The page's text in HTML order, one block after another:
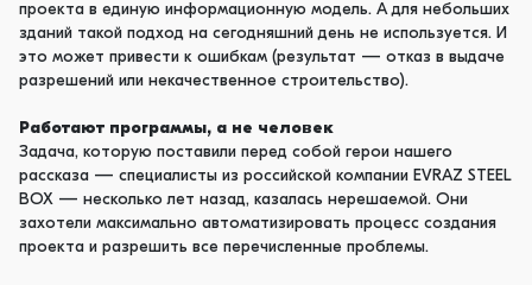
проекта в единую информационную модель. А для небольших
зданий такой подход на сегодняшний день не используется. И
это может привести к ошибкам (результат — отказ в выдаче
разрешений или некачественное строительство).
Работают программы, а не человек
Задача, которую поставили перед собой герои нашего
рассказа — специалисты из российской компании EVRAZ STEEL
BOX — несколько лет назад, казалась нерешаемой. Они
захотели максимально автоматизировать процесс создания
проекта и разрешить все перечисленные проблемы.